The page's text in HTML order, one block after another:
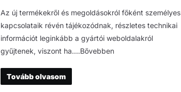
Az új termékekről és megoldásokról főként személyes
kapcsolataik révén tájékozódnak, részletes technikai
információt leginkább a gyártói weboldalakról
gyűjtenek, viszont ha….Bővebben
Tovább olvasom